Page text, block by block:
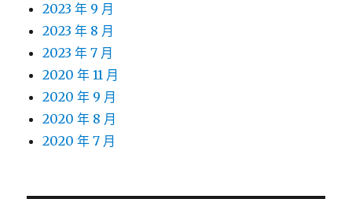
2023 年 9 月
2023 年 8 月
2023 年 7 月
2020 年 11 月
2020 年 9 月
2020 年 8 月
2020 年 7 月